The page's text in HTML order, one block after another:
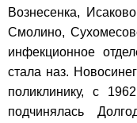
Вознесенка,
Смолино,
инфекционное
стала наз.
поликлинику, с
подчинялась